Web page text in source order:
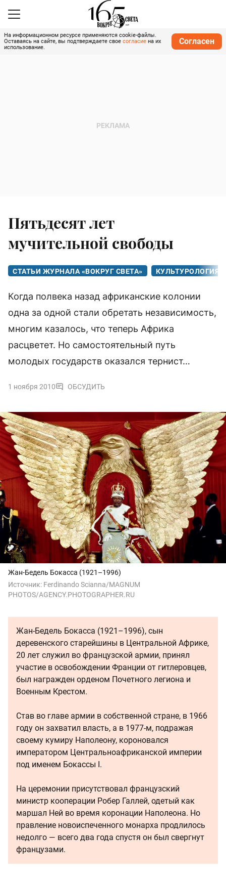
На информационном ресурсе применяются cookie-файлы.
Оставаясь на сайте, вы подтверждаете свое согласие на их
использование.
Согласен
Пятьдесят лет
мучительной свободы
СТАТЬИ ЖУРНАЛА «ВОКРУГ СВЕТА» КУЛЬТУРОЛОГИЯ
Когда полвека назад африканские колонии
одна за одной стали обретать независимость,
многим казалось, что теперь Африка
расцветет. Но самостоятельный путь
молодых государств оказался тернист…
1 ноября 2010 ОБСУДИТЬ
Жан-Бедель Бокасса (1921–1996)
Источник: Ferdinando Scianna/MAGNUM
PHOTOS/AGENCY.PHOTOGRAPHER.RU
Жан-Бедель Бокасса (1921–1996), сын
деревенского старейшины в Центральной Африке,
20 лет служил во французской армии, принял
участие в освобождении Франции от гитлеровцев,
был награжден орденом Почетного легиона и
Военным Крестом.
Став во главе армии в собственной стране, в 1966
году он захватил власть, а в 1977-м, подражая
своему кумиру Наполеону, короновался
императором Центральноафриканской империи
под именем Бокассы I.
На церемонии присутствовал французский
министр кооперации Робер Галлей, одетый как
маршал Ней во время коронации Наполеона. Но
правление новоиспеченного монарха продлилось
недолго — всего два года спустя он был свергнут
французами.